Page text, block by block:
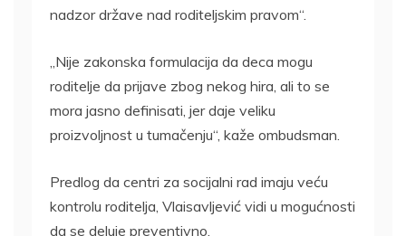
nadzor države nad roditeljskim pravom“.
„Nije zakonska formulacija da deca mogu
roditelje da prijave zbog nekog hira, ali to se
mora jasno definisati, jer daje veliku
proizvoljnost u tumačenju“, kaže ombudsman.
Predlog da centri za socijalni rad imaju veću
kontrolu roditelja, Vlaisavljević vidi u mogućnosti
da se deluje preventivno.